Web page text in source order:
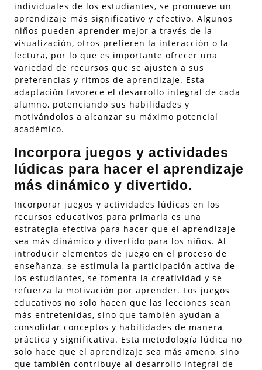
individuales de los estudiantes, se promueve un
aprendizaje más significativo y efectivo. Algunos
niños pueden aprender mejor a través de la
visualización, otros prefieren la interacción o la
lectura, por lo que es importante ofrecer una
variedad de recursos que se ajusten a sus
preferencias y ritmos de aprendizaje. Esta
adaptación favorece el desarrollo integral de cada
alumno, potenciando sus habilidades y
motivándolos a alcanzar su máximo potencial
académico.
Incorpora juegos y actividades
lúdicas para hacer el aprendizaje
más dinámico y divertido.
Incorporar juegos y actividades lúdicas en los
recursos educativos para primaria es una
estrategia efectiva para hacer que el aprendizaje
sea más dinámico y divertido para los niños. Al
introducir elementos de juego en el proceso de
enseñanza, se estimula la participación activa de
los estudiantes, se fomenta la creatividad y se
refuerza la motivación por aprender. Los juegos
educativos no solo hacen que las lecciones sean
más entretenidas, sino que también ayudan a
consolidar conceptos y habilidades de manera
práctica y significativa. Esta metodología lúdica no
solo hace que el aprendizaje sea más ameno, sino
que también contribuye al desarrollo integral de